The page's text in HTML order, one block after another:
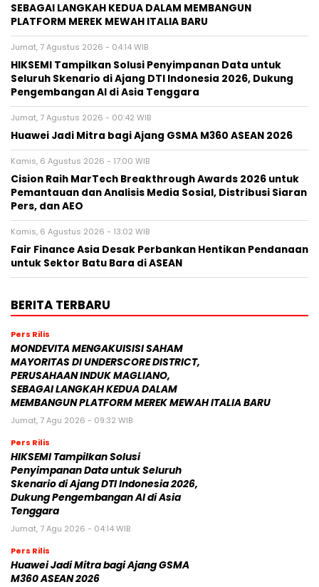
SEBAGAI LANGKAH KEDUA DALAM MEMBANGUN
PLATFORM MEREK MEWAH ITALIA BARU
Jumat, 7 Agustus 2026 - 04:14 WIB
HIKSEMI Tampilkan Solusi Penyimpanan Data untuk
Seluruh Skenario di Ajang DTI Indonesia 2026, Dukung
Pengembangan AI di Asia Tenggara
Jumat, 7 Agustus 2026 - 00:42 WIB
Huawei Jadi Mitra bagi Ajang GSMA M360 ASEAN 2026
Kamis, 6 Agustus 2026 - 17:00 WIB
Cision Raih MarTech Breakthrough Awards 2026 untuk
Pemantauan dan Analisis Media Sosial, Distribusi Siaran
Pers, dan AEO
Kamis, 6 Agustus 2026 - 13:02 WIB
Fair Finance Asia Desak Perbankan Hentikan Pendanaan
untuk Sektor Batu Bara di ASEAN
BERITA TERBARU
Pers Rilis
MONDEVITA MENGAKUISISI SAHAM
MAYORITAS DI UNDERSCORE DISTRICT,
PERUSAHAAN INDUK MAGLIANO,
SEBAGAI LANGKAH KEDUA DALAM
MEMBANGUN PLATFORM MEREK MEWAH ITALIA BARU
Jumat, 7 Agu 2026 - 09:32 WIB
Pers Rilis
HIKSEMI Tampilkan Solusi
Penyimpanan Data untuk Seluruh
Skenario di Ajang DTI Indonesia 2026,
Dukung Pengembangan AI di Asia
Tenggara
Jumat, 7 Agu 2026 - 04:14 WIB
Pers Rilis
Huawei Jadi Mitra bagi Ajang GSMA
M360 ASEAN 2026